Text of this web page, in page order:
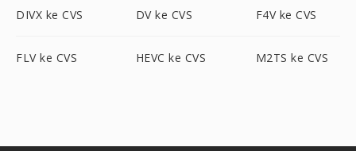
DIVX ke CVS DV ke CVS F4V ke CVS
FLV ke CVS HEVC ke CVS M2TS ke CVS